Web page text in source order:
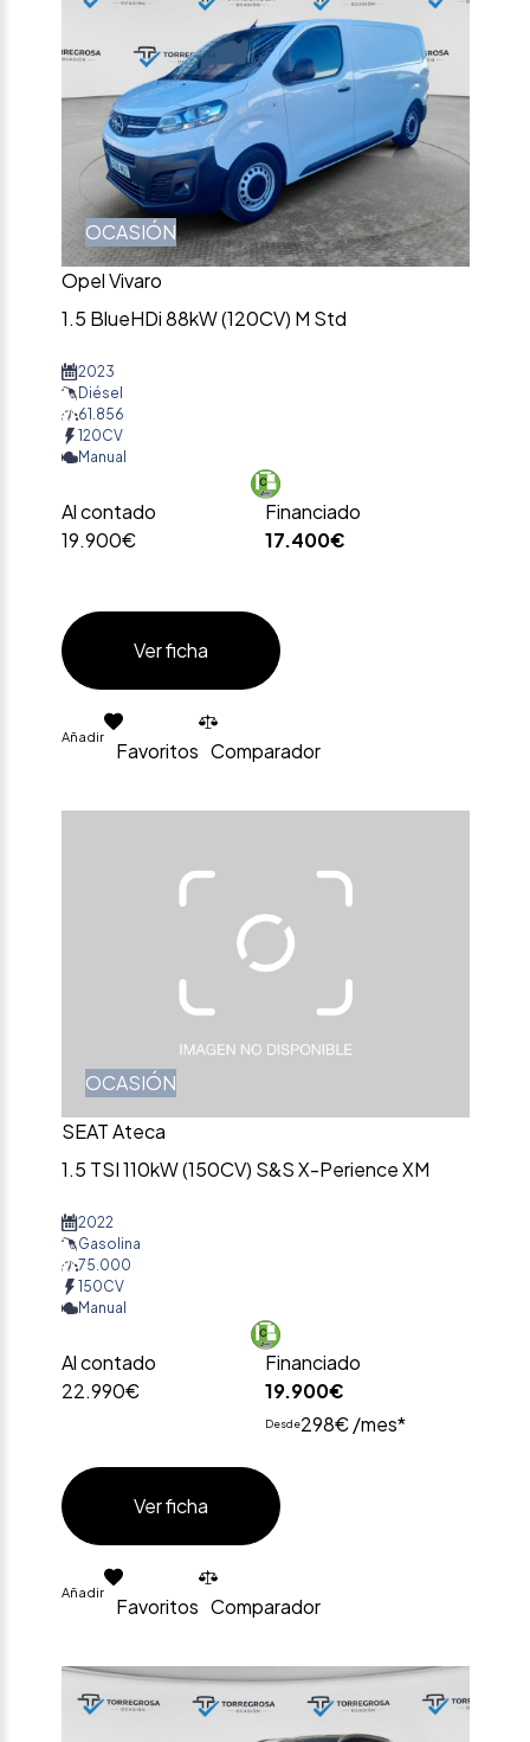
OCASIÓN
Opel Vivaro
1.5 BlueHDi 88kW (120CV) M Std
2023
Diésel
61.856
120CV
Manual
Al contado
19.900€
Financiado
17.400€
Ver ficha
Añadir
Favoritos Comparador
OCASIÓN
SEAT Ateca
1.5 TSI 110kW (150CV) S&S X-Perience XM
2022
Gasolina
75.000
150CV
Manual
Al contado
22.990€
Financiado
19.900€
Desde298€ /mes*
Ver ficha
Añadir
Favoritos Comparador